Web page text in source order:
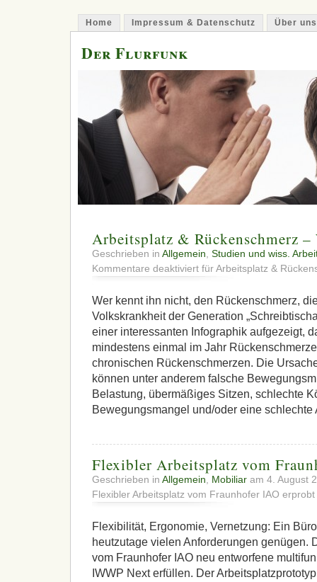
Home Impressum & Datenschutz Über uns
Der Flurfunk
Arbeitsplatz & Rückenschmerz –
Geschrieben in Allgemein Studien und wiss.
Kommentare deaktiviert für Arbeitsplatz &
Wer kennt ihn nicht, den Rückenschmerz,
Volkskrankheit der Generation
einer interessanten Infographik aufgezeigt,
mindestens einmal im Jahr
chronischen Rückenschmerzen. Die
können unter anderem falsche
Belastung, übermäßiges Sitzen, schlechte
Bewegungsmangel und/oder eine
Flexibler Arbeitsplatz vom
Geschrieben in Allgemein Mobiliar am 4. August
Flexibler Arbeitsplatz vom Fraunhofer IAO erprobt
Flexibilität, Ergonomie, Vernetzung: Ein
heutzutage vielen Anforderungen genügen.
vom Fraunhofer IAO neu entworfene
IWWP Next erfüllen. Der